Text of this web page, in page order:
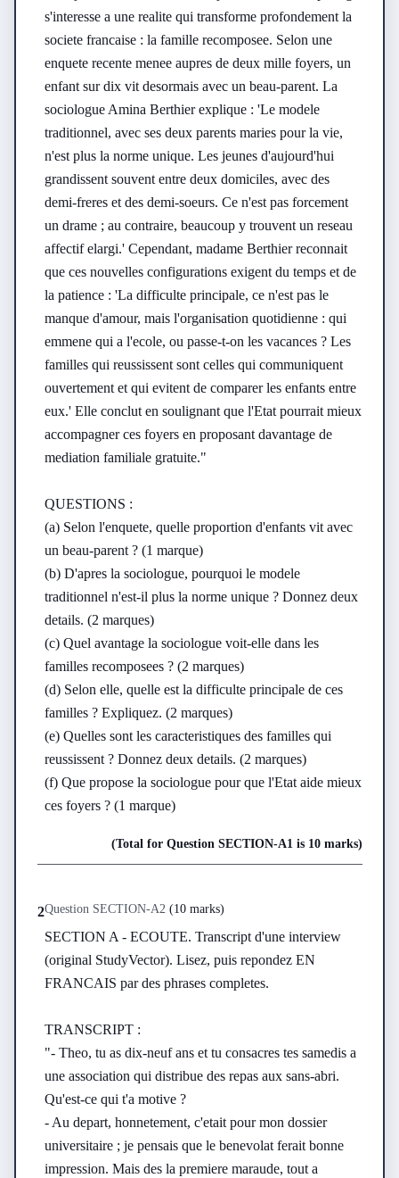
s'interesse a une realite qui transforme profondement la
societe francaise : la famille recomposee. Selon une
enquete recente menee aupres de deux mille foyers, un
enfant sur dix vit desormais avec un beau-parent. La
sociologue Amina Berthier explique : 'Le modele
traditionnel, avec ses deux parents maries pour la vie,
n'est plus la norme unique. Les jeunes d'aujourd'hui
grandissent souvent entre deux domiciles, avec des
demi-freres et des demi-soeurs. Ce n'est pas forcement
un drame ; au contraire, beaucoup y trouvent un reseau
affectif elargi.' Cependant, madame Berthier reconnait
que ces nouvelles configurations exigent du temps et de
la patience : 'La difficulte principale, ce n'est pas le
manque d'amour, mais l'organisation quotidienne : qui
emmene qui a l'ecole, ou passe-t-on les vacances ? Les
familles qui reussissent sont celles qui communiquent
ouvertement et qui evitent de comparer les enfants entre
eux.' Elle conclut en soulignant que l'Etat pourrait mieux
accompagner ces foyers en proposant davantage de
mediation familiale gratuite."
QUESTIONS :
(a) Selon l'enquete, quelle proportion d'enfants vit avec
un beau-parent ? (1 marque)
(b) D'apres la sociologue, pourquoi le modele
traditionnel n'est-il plus la norme unique ? Donnez deux
details. (2 marques)
(c) Quel avantage la sociologue voit-elle dans les
familles recomposees ? (2 marques)
(d) Selon elle, quelle est la difficulte principale de ces
familles ? Expliquez. (2 marques)
(e) Quelles sont les caracteristiques des familles qui
reussissent ? Donnez deux details. (2 marques)
(f) Que propose la sociologue pour que l'Etat aide mieux
ces foyers ? (1 marque)
(Total for Question SECTION-A1is 10 marks)
2Question SECTION-A2 (10 marks)
SECTION A - ECOUTE. Transcript d'une interview
(original StudyVector). Lisez, puis repondez EN
FRANCAIS par des phrases completes.
TRANSCRIPT :
"- Theo, tu as dix-neuf ans et tu consacres tes samedis a
une association qui distribue des repas aux sans-abri.
Qu'est-ce qui t'a motive ?
- Au depart, honnetement, c'etait pour mon dossier
universitaire ; je pensais que le benevolat ferait bonne
impression. Mais des la premiere maraude, tout a